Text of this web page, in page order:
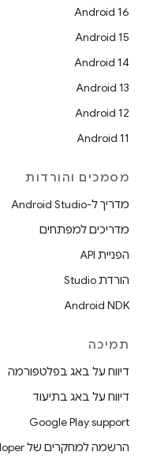
Android 16
Android 15
Android 14
Android 13
Android 12
Android 11
מסמכים והורדות
מדריך ל-Android Studio
מדריכים למפתחים
הפניית API
הורדת Studio
Android NDK
תמיכה
דיווח על באג בפלטפורמה
דיווח על באג בתיעוד
Google Play support
הרשמה למחקרים של Android Developer